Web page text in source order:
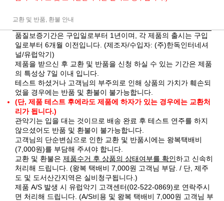
교환 및 반품, 환불 안내
품질보증기간은 구입일로부터 1년이며, 각 제품의 출시는 구입
일로부터 6개월 이전입니다. (제조자/수입자: (주)한독인터네셔
널/유럽악기)
제품을 받으신 후 교환 및 반품을 신청 하실 수 있는 기간은 제품
의 특성상 7일 이내 입니다.
테스트 하셨거나 고객님의 부주의로 인해 상품의 가치가 훼손되
었을 경우에는 반품 및 환불이 불가능합니다.
(단, 제품 테스트 후에라도 제품에 하자가 있는 경우에는 교환처
리가 됩니다.)
관악기는 입을 대는 것이므로 배송 완료 후 테스트 연주를 하지
않으셨어도 반품 및 환불이 불가능합니다.
고객님의 단순변심으로 인한 교환 및 반품시에는 왕복택배비
(7,000원)를 부담해 주셔야 합니다.
교환 및 환불은 제품수거 후 상품의 상태여부를 확인하고 신속히
처리해 드립니다. (왕복 택배비 7,000원 고객님 부담. / 단, 제주
도 및 도서산간지역은 실비청구됩니다.)
제품 A/S 발생 시 유럽악기 고객센터(02-522-0869)로 연락주시
면 처리해 드립니다. (A/S비용 및 왕복 택배비 7,000원 고객님 부